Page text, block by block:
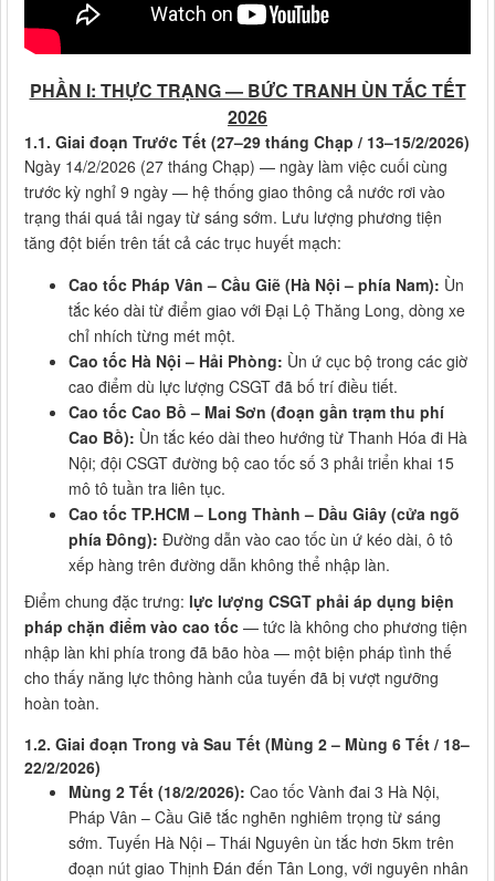
PHẦN I: THỰC TRẠNG — BỨC TRANH ÙN TẮC TẾT
2026
1.1. Giai đoạn Trước Tết (27–29 tháng Chạp / 13–15/2/2026)
Ngày 14/2/2026 (27 tháng Chạp) — ngày làm việc cuối cùng
trước kỳ nghỉ 9 ngày — hệ thống giao thông cả nước rơi vào
trạng thái quá tải ngay từ sáng sớm. Lưu lượng phương tiện
tăng đột biến trên tất cả các trục huyết mạch:
Cao tốc Pháp Vân – Cầu Giẽ (Hà Nội – phía Nam): Ùn
tắc kéo dài từ điểm giao với Đại Lộ Thăng Long, dòng xe
chỉ nhích từng mét một.
Cao tốc Hà Nội – Hải Phòng: Ùn ứ cục bộ trong các giờ
cao điểm dù lực lượng CSGT đã bố trí điều tiết.
Cao tốc Cao Bồ – Mai Sơn (đoạn gần trạm thu phí
Cao Bồ): Ùn tắc kéo dài theo hướng từ Thanh Hóa đi Hà
Nội; đội CSGT đường bộ cao tốc số 3 phải triển khai 15
mô tô tuần tra liên tục.
Cao tốc TP.HCM – Long Thành – Dầu Giây (cửa ngõ
phía Đông): Đường dẫn vào cao tốc ùn ứ kéo dài, ô tô
xếp hàng trên đường dẫn không thể nhập làn.
Điểm chung đặc trưng: lực lượng CSGT phải áp dụng biện
pháp chặn điểm vào cao tốc — tức là không cho phương tiện
nhập làn khi phía trong đã bão hòa — một biện pháp tình thế
cho thấy năng lực thông hành của tuyến đã bị vượt ngưỡng
hoàn toàn.
1.2. Giai đoạn Trong và Sau Tết (Mùng 2 – Mùng 6 Tết / 18–
22/2/2026)
Mùng 2 Tết (18/2/2026): Cao tốc Vành đai 3 Hà Nội,
Pháp Vân – Cầu Giẽ tắc nghẽn nghiêm trọng từ sáng
sớm. Tuyến Hà Nội – Thái Nguyên ùn tắc hơn 5km trên
đoạn nút giao Thịnh Đán đến Tân Long, với nguyên nhân